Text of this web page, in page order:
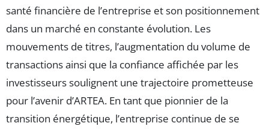
santé financière de l’entreprise et son positionnement
dans un marché en constante évolution. Les
mouvements de titres, l’augmentation du volume de
transactions ainsi que la confiance affichée par les
investisseurs soulignent une trajectoire prometteuse
pour l’avenir d’ARTEA. En tant que pionnier de la
transition énergétique, l’entreprise continue de se